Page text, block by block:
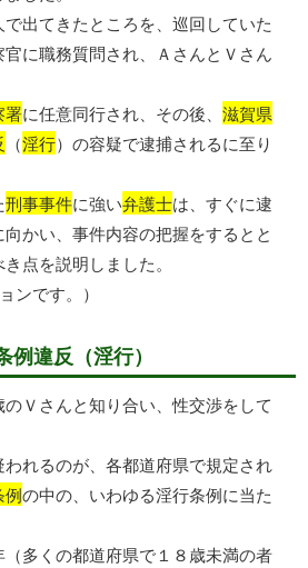
出てきたところを、巡回していた
官に職務質問され、ＡさんとＶさん
署に任意同行され、その後、滋賀県
（淫行）の容疑で逮捕されるに至り
刑事事件に強い弁護士は、すぐに逮
かい、事件内容の把握をするとと
点を説明しました。
ンです。）
例違反（淫行）
Ｖさんと知り合い、性交渉をして
れるのが、各都道府県で規定され
例の中の、いわゆる淫行条例に当た
多くの都道府県で１８歳未満の者